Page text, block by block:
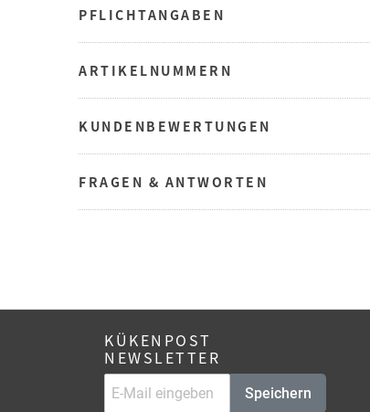
PFLICHTANGABEN
ARTIKELNUMMERN
KUNDENBEWERTUNGEN
FRAGEN & ANTWORTEN
KÜKENPOST
NEWSLETTER
Speichern